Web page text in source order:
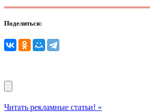
Поделиться:
Читать рекламные статьи! »